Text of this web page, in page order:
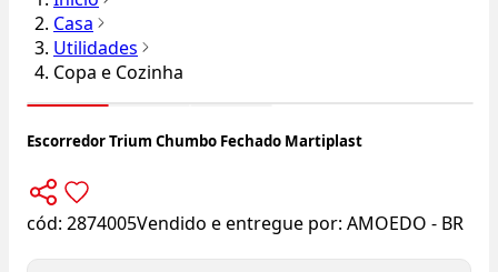
Casa
Utilidades
Copa e Cozinha
Escorredor Trium Chumbo Fechado Martiplast
cód: 2874005Vendido e entregue por: AMOEDO - BR